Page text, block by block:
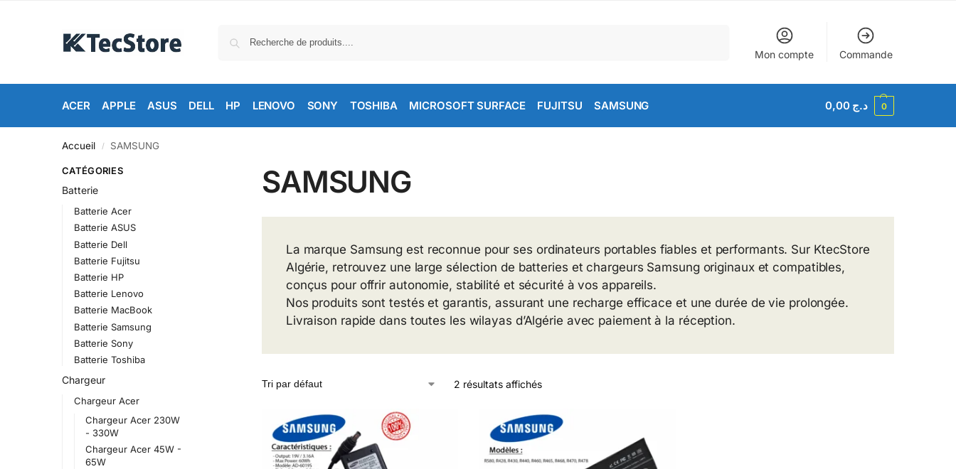
Mon compte Commande
ACER APPLE ASUS DELL HP LENOVO SONY TOSHIBA MICROSOFT SURFACE FUJITSU SAMSUNG د.ج 0,00 0
Accueil / SAMSUNG
SAMSUNG
La marque Samsung est reconnue pour ses ordinateurs portables fiables et performants. Sur KtecStore
Algérie, retrouvez une large sélection de batteries et chargeurs Samsung originaux et compatibles,
conçus pour offrir autonomie, stabilité et sécurité à vos appareils.
Nos produits sont testés et garantis, assurant une recharge efficace et une durée de vie prolongée.
Livraison rapide dans toutes les wilayas d’Algérie avec paiement à la réception.
2 résultats affichés
CATÉGORIES
Batterie
Batterie Acer
Batterie ASUS
Batterie Dell
Batterie Fujitsu
Batterie HP
Batterie Lenovo
Batterie MacBook
Batterie Samsung
Batterie Sony
Batterie Toshiba
Chargeur
Chargeur Acer
Chargeur Acer 230W
- 330W
Chargeur Acer 45W -
65W